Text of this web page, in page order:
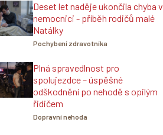
Deset let naděje ukončila chyba v
nemocnici - příběh rodičů malé
Natálky
Pochybení zdravotníka
Plná spravedlnost pro
spolujezdce – úspěšné
odškodnění po nehodě s opilým
řidičem
Dopravní nehoda